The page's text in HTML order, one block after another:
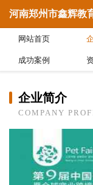
河南郑州市鑫辉教
网站首页
成功案例
企业简介
COMPANY